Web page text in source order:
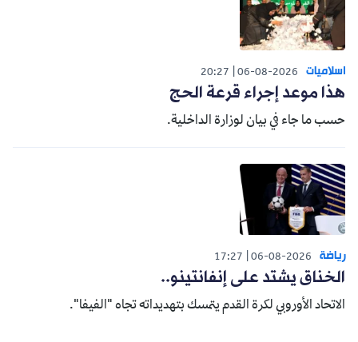
اسلاميات 06-08-2026
20:27
هذا موعد إجراء قرعة الحج
حسب ما جاء في بيان لوزارة الداخلية.
رياضة 06-08-2026
17:27
الخناق يشتد على إنفانتينو..
الاتحاد الأوروبي لكرة القدم يتمسك بتهديداته تجاه "الفيفا".